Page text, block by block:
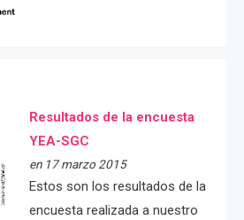
Resultados de la encuesta
YEA-SGC
en 17 marzo 2015
Estos son los resultados de la
encuesta realizada a nuestro